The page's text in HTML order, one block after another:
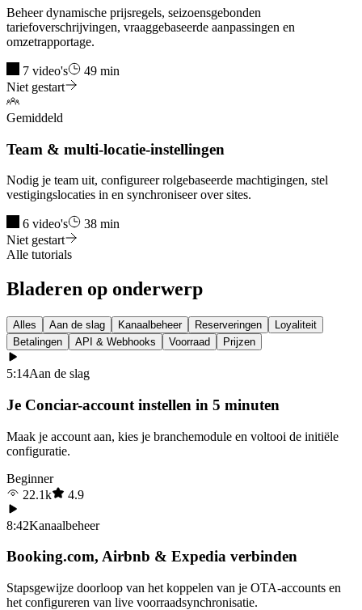
Beheer dynamische prijsregels, seizoensgebonden
tariefoverschrijvingen, vraaggebaseerde aanpassingen en
omzetrapportage.
7 video's
49 min
Niet gestart
Gemiddeld
Team & multi-locatie-instellingen
Nodig je team uit, configureer rolgebaseerde machtigingen, stel
vestigingslocaties in en synchroniseer over sites.
6 video's
38 min
Niet gestart
Alle tutorials
Bladeren op onderwerp
Alles Aan de slag Kanaalbeheer Reserveringen
Loyaliteit
Betalingen
API & Webhooks Voorraad Prijzen
5:14Aan de slag
Je Conciar-account instellen in 5 minuten
Maak je account aan, kies je branchemodule en voltooi de initiële
configuratie.
Beginner
22.1k
4.9
8:42Kanaalbeheer
Booking.com, Airbnb & Expedia verbinden
Stapsgewijze doorloop van het koppelen van je OTA-accounts en
het configureren van live voorraadsynchronisatie.